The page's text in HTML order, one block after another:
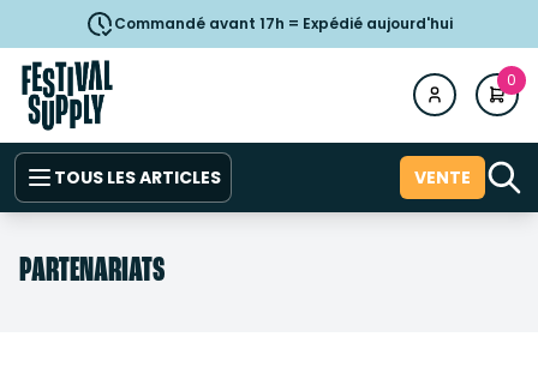
Commandé avant 17h = Expédié aujourd'hui
0
TOUS LES ARTICLES VENTE
PARTENARIATS